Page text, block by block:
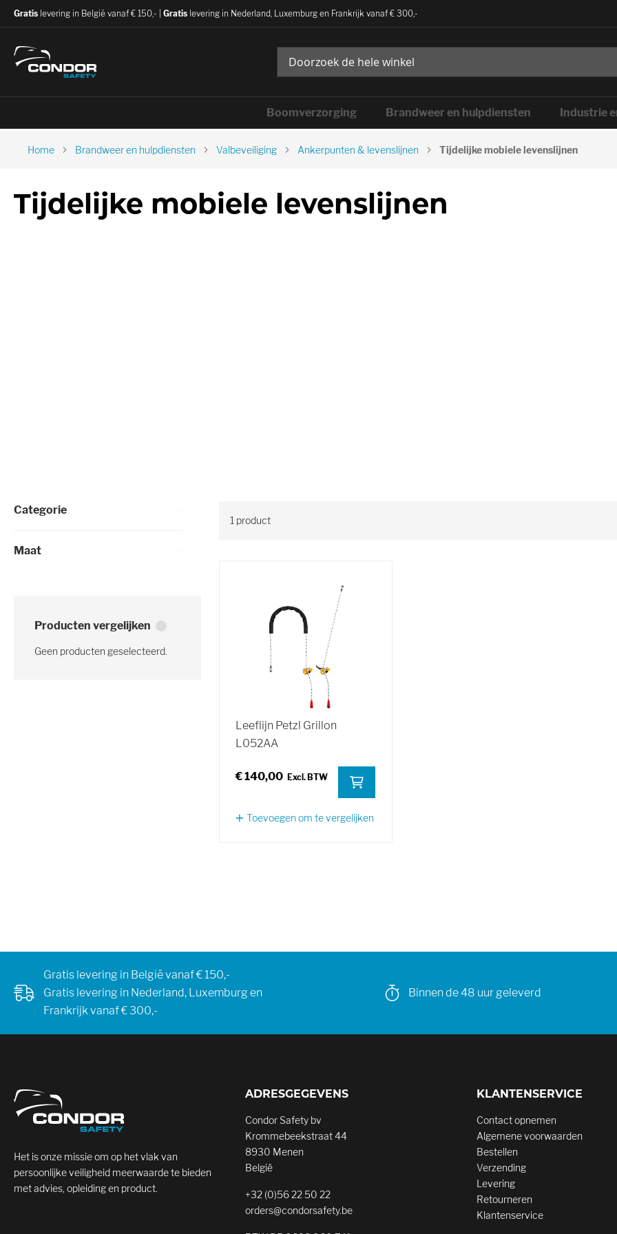
Gratis levering in België vanaf € 150,- | Gratis levering in Nederland, Luxemburg en Frankrijk vanaf € 300,-
Boomverzorging Brandweer en hulpdiensten Industrie
Home Brandweer en hulpdiensten Valbeveiliging Ankerpunten & levenslijnen Tijdelijke mobiele levenslijnen
Tijdelijke mobiele levenslijnen
1 product
Leeflijn Petzl Grillon
L052AA
€ 140,00
Toevoegen om te vergelijken
Selectie verfijnen
Categorie
Maat
Producten vergelijken
Geen producten geselecteerd.
Gratis levering in België vanaf € 150,-
Gratis levering in Nederland, Luxemburg en
Frankrijk vanaf € 300,-
Binnen de 48 uur geleverd
Het is onze missie om op het vlak van
persoonlijke veiligheid meerwaarde te bieden
met advies, opleiding en product.
ADRESGEGEVENS
Condor Safety bv
Krommebeekstraat 44
8930 Menen
België
+32 (0)56 22 50 22
orders@condorsafety.be
KLANTENSERVICE
Contact opnemen
Algemene voorwaarden
Bestellen
Verzending
Levering
Retourneren
Klantenservice